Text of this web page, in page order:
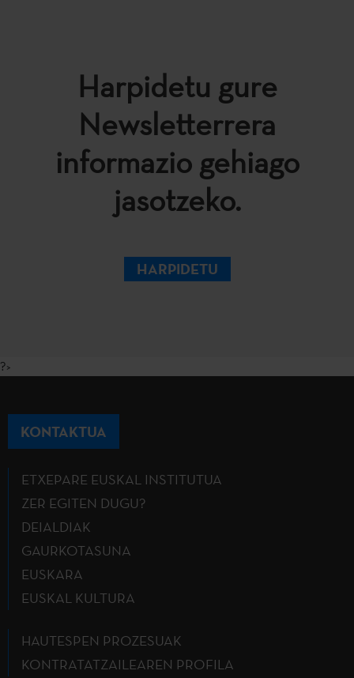
Harpidetu gure
Newsletterrera
informazio gehiago
jasotzeko.
HARPIDETU
?>
KONTAKTUA
ETXEPARE EUSKAL INSTITUTUA
ZER EGITEN DUGU?
DEIALDIAK
GAURKOTASUNA
EUSKARA
EUSKAL KULTURA
HAUTESPEN PROZESUAK
KONTRATATZAILEAREN PROFILA